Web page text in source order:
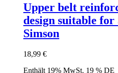
Upper belt
design suitable for
Simson
18,99 €
Enthält 19% MwSt. 19 % DE